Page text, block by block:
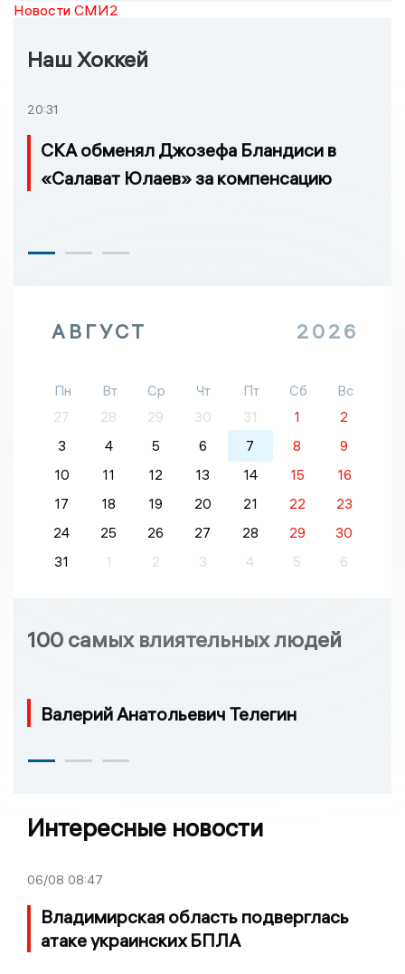
Новости СМИ2
Наш Хоккей
20:31
СКА обменял Джозефа Бландиси в
«Салават Юлаев» за компенсацию
АВГУСТ 2026
Пн Вт Ср Чт Пт Сб
Вс
27
28 29 30 31 1
2
3
4 5 6 7 8
9
10
11 12 13 14 15
16
17
18 19 20 21 22
23
24
25 26 27 28 29
30
31
1 2 3 4 5 6
100 самых влиятельных людей
Валерий Анатольевич Телегин
Интересные новости
06/08 08:47
Владимирская область подверглась
атаке украинских БПЛА